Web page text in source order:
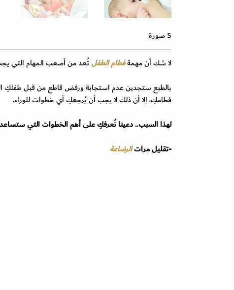
5 صورة
لا شك أن مهمةفطام الطفلتُعد من أصعب المهام التي
بالطبع ستجدين عدم استجابة ورفض قاطع من قبل طفلكِ
فطامكِ، إلا أن ذلك لا يجب أن يُرجعكِ أي خطوات للوراء.
لهذا السبب.. دعينا نُعرفكِ على أهم الخطوات التي
-تقليل مراتالرضاعة